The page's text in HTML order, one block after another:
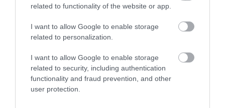
related to functionality of the website or app.
I want to allow Google to enable storage
related to personalization.
I want to allow Google to enable storage
related to security, including authentication
functionality and fraud prevention, and other
user protection.
Hozzátette, hogy a norvég főváros csak nemrég